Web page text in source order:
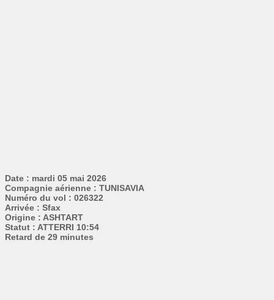
Date : mardi 05 mai 2026
Compagnie aérienne : TUNISAVIA
Numéro du vol : 026322
Arrivée : Sfax
Origine : ASHTART
Statut : ATTERRI 10:54
Retard de 29 minutes